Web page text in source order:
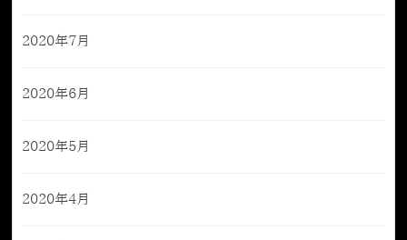
2020年7月
2020年6月
2020年5月
2020年4月